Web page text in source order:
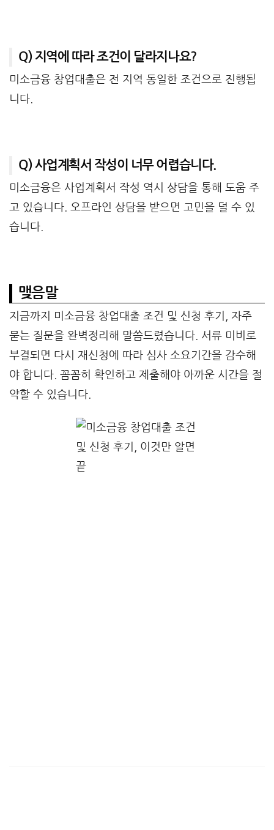
Q) 지역에 따라 조건이 달라지나요?
미소금융 창업대출은 전 지역 동일한 조건으로 진행됩
니다.
Q) 사업계획서 작성이 너무 어렵습니다.
미소금융은 사업계획서 작성 역시 상담을 통해 도움 주
고 있습니다. 오프라인 상담을 받으면 고민을 덜 수 있
습니다.
맺음말
지금까지 미소금융 창업대출 조건 및 신청 후기, 자주
묻는 질문을 완벽정리해 말씀드렸습니다. 서류 미비로
부결되면 다시 재신청에 따라 심사 소요기간을 감수해
야 합니다. 꼼꼼히 확인하고 제출해야 아까운 시간을 절
약할 수 있습니다.